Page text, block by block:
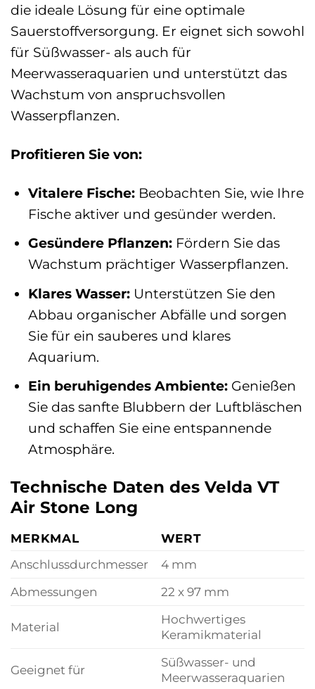
die ideale Lösung für eine optimale
Sauerstoffversorgung. Er eignet sich sowohl
für Süßwasser- als auch für
Meerwasseraquarien und unterstützt das
Wachstum von anspruchsvollen
Wasserpflanzen.
Profitieren Sie von:
Vitalere Fische:Beobachten Sie, wie Ihre
Fische aktiver und gesünder werden.
Gesündere Pflanzen:Fördern Sie das
Wachstum prächtiger Wasserpflanzen.
Klares Wasser:Unterstützen Sie den
Abbau organischer Abfälle und sorgen
Sie für ein sauberes und klares
Aquarium.
Ein beruhigendes Ambiente:Genießen
Sie das sanfte Blubbern der Luftbläschen
und schaffen Sie eine entspannende
Atmosphäre.
Technische Daten des Velda VT
Air Stone Long
MERKMAL
WERT
Anschlussdurchmesser
4 mm
Abmessungen
22 x 97 mm
Material
Hochwertiges
Keramikmaterial
Geeignet für
Süßwasser- und
Meerwasseraquarien